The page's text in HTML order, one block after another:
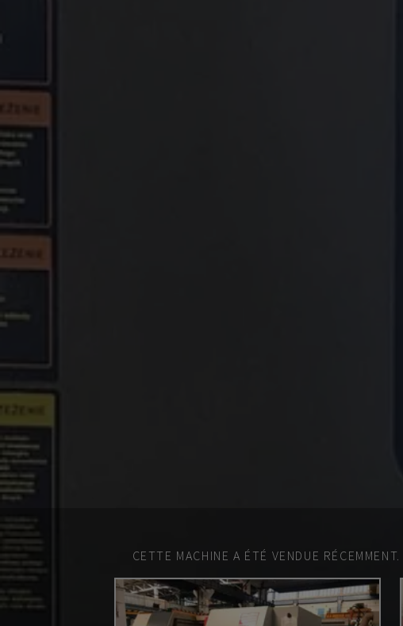
CETTE MACHINE A ÉTÉ VENDUE RÉCEMMENT.